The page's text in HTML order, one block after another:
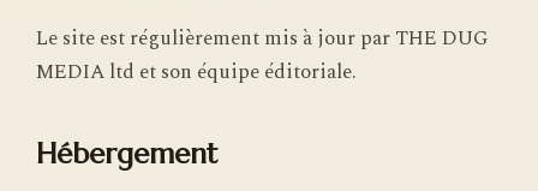
Le site est régulièrement mis à jour par THE DUG
MEDIA ltd et son équipe éditoriale.
Hébergement